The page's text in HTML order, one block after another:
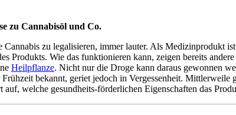
zu Cannabisöl und Co.
zu legalisieren, immer lauter. Als Medizinprodukt
Produkts. Wie das funktionieren kann, zeigen bereits
Heilpflanze. Nicht nur die Droge kann daraus gewonnen
bekannt, geriet jedoch in Vergessenheit.
welche gesundheits-förderlichen Eigenschaften das